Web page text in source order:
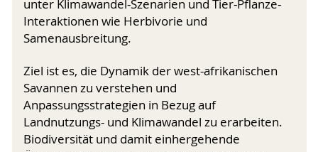
unter Klimawandel-Szenarien und Tier-Pflanze-
Interaktionen wie Herbivorie und
Samenausbreitung.
Ziel ist es, die Dynamik der west-afrikanischen
Savannen zu verstehen und
Anpassungsstrategien in Bezug auf
Landnutzungs- und Klimawandel zu erarbeiten.
Biodiversität und damit einhergehende